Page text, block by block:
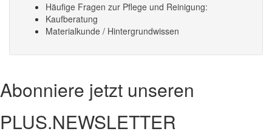
Häufige Fragen zur Pflege und Reinigung:
Kaufberatung
Materialkunde / Hintergrundwissen
Abonniere jetzt unseren
PLUS.NEWSLETTER